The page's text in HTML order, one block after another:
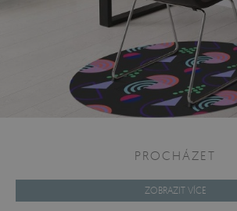
PROCHÁZET
ZOBRAZIT VÍCE